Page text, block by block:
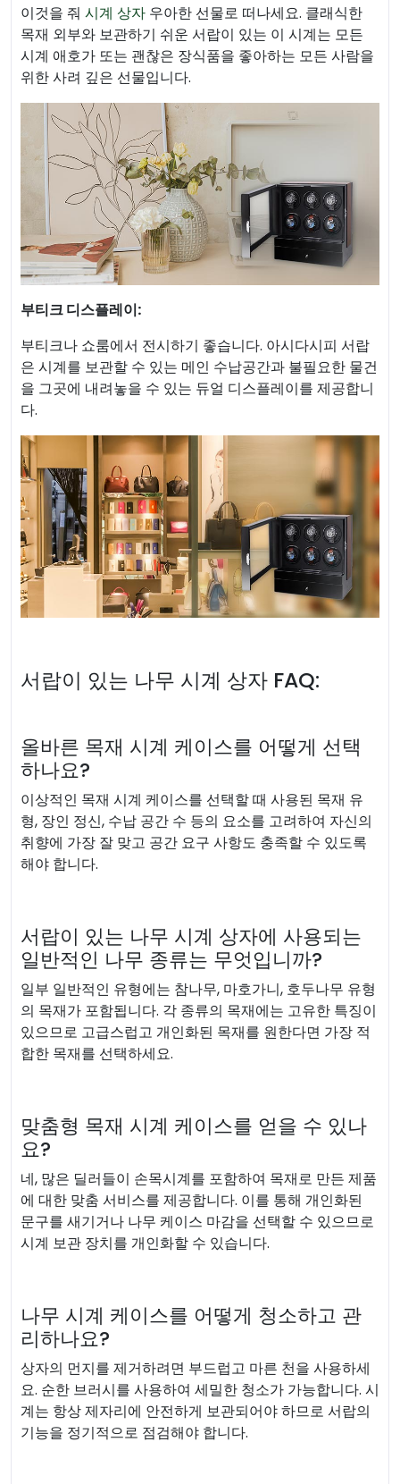
이것을 줘 시계 상자 우아한 선물로 떠나세요. 클래식한
목재 외부와 보관하기 쉬운 서랍이 있는 이 시계는 모든
시계 애호가 또는 괜찮은 장식품을 좋아하는 모든 사람을
위한 사려 깊은 선물입니다.
부티크 디스플레이:
부티크나 쇼룸에서 전시하기 좋습니다. 아시다시피 서랍
은 시계를 보관할 수 있는 메인 수납공간과 불필요한 물건
을 그곳에 내려놓을 수 있는 듀얼 디스플레이를 제공합니
다.
서랍이 있는 나무 시계 상자 FAQ:
올바른 목재 시계 케이스를 어떻게 선택
하나요?
이상적인 목재 시계 케이스를 선택할 때 사용된 목재 유
형, 장인 정신, 수납 공간 수 등의 요소를 고려하여 자신의
취향에 가장 잘 맞고 공간 요구 사항도 충족할 수 있도록
해야 합니다.
서랍이 있는 나무 시계 상자에 사용되는
일반적인 나무 종류는 무엇입니까?
일부 일반적인 유형에는 참나무, 마호가니, 호두나무 유형
의 목재가 포함됩니다. 각 종류의 목재에는 고유한 특징이
있으므로 고급스럽고 개인화된 목재를 원한다면 가장 적
합한 목재를 선택하세요.
맞춤형 목재 시계 케이스를 얻을 수 있나
요?
네, 많은 딜러들이 손목시계를 포함하여 목재로 만든 제품
에 대한 맞춤 서비스를 제공합니다. 이를 통해 개인화된
문구를 새기거나 나무 케이스 마감을 선택할 수 있으므로
시계 보관 장치를 개인화할 수 있습니다.
나무 시계 케이스를 어떻게 청소하고 관
리하나요?
상자의 먼지를 제거하려면 부드럽고 마른 천을 사용하세
요. 순한 브러시를 사용하여 세밀한 청소가 가능합니다. 시
계는 항상 제자리에 안전하게 보관되어야 하므로 서랍의
기능을 정기적으로 점검해야 합니다.